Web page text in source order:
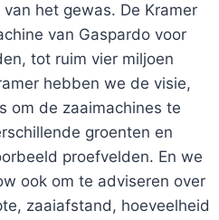
het gewas. De Kramer
van Gaspardo voor
tot ruim vier miljoen
hebben we de visie,
om de zaaimachines te
groenten en
proefvelden. En we
ook om te adviseren over
zaaiafstand, hoeveelheid